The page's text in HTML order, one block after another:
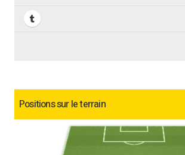
Positions sur le terrain